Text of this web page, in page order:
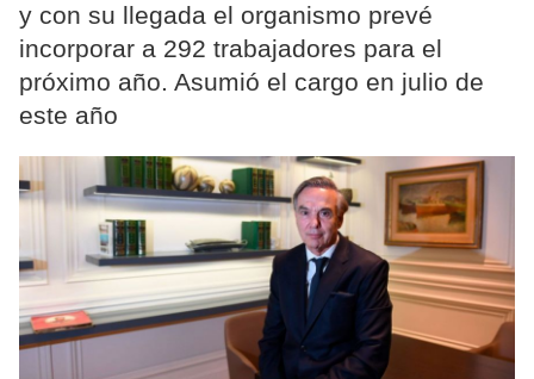
y con su llegada el organismo prevé
incorporar a 292 trabajadores para el
próximo año. Asumió el cargo en julio de
este año